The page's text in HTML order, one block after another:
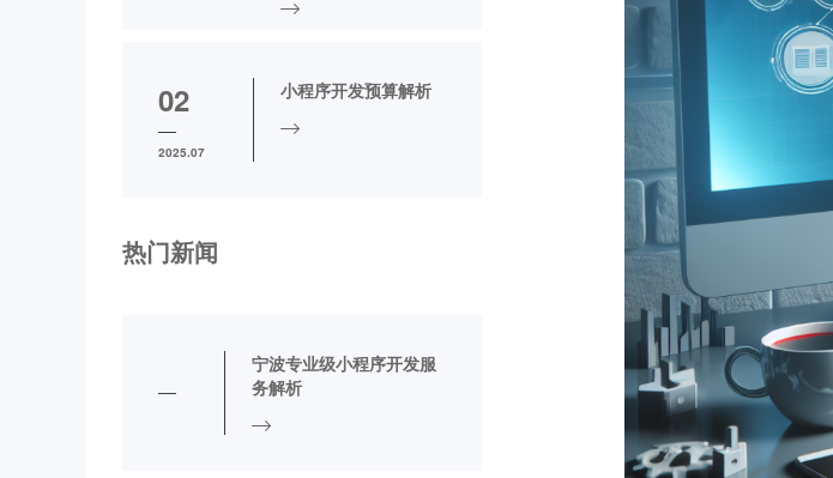
02
2025.07
小程序开发预算解析
热门新闻
宁波专业级小程序开发服
务解析